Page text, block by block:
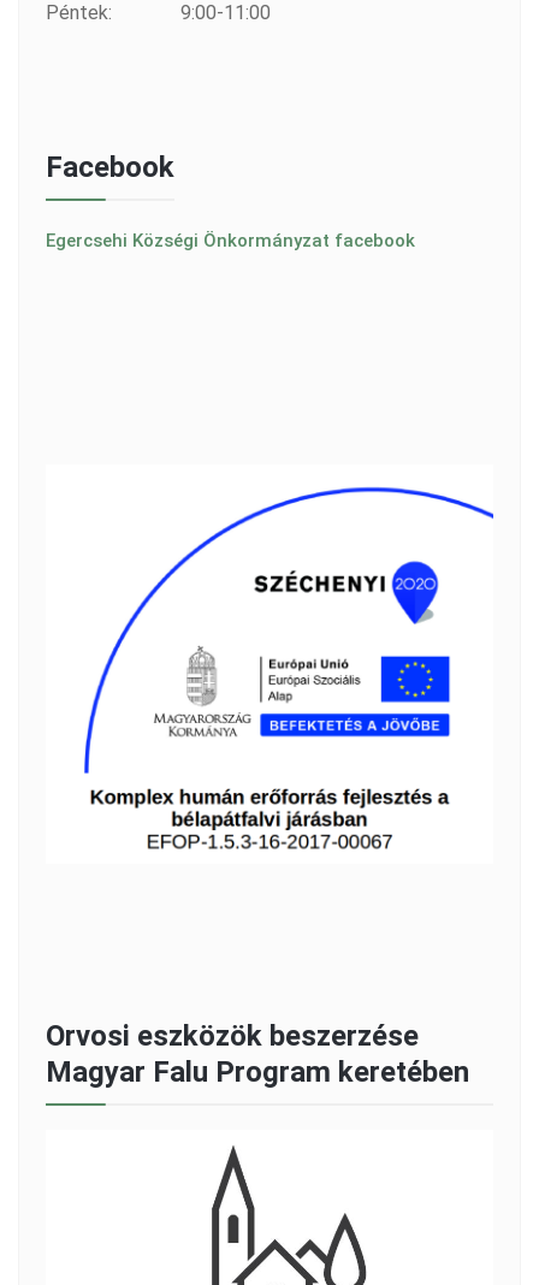
Péntek:
9:00-11:00
Facebook
Egercsehi Községi Önkormányzat facebook
Orvosi eszközök beszerzése
Magyar Falu Program keretében